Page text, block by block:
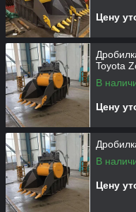
Цену
Toyota
В
Цену
В
Цену